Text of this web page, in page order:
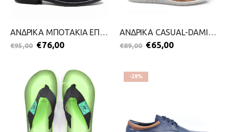
ΑΝΔΡΙΚΑ ΜΠΟΤΑΚΙΑ ΕΠΙΣΗΜΑ-DAMIANI-2111-0175-ΜΑΥΡΟ
€95,00 €76,00
ΑΝΔΡΙΚΑ CASUAL-DAMIANI-2099-0499-ΜΠΛΕ
€89,00 €65,00
-28%